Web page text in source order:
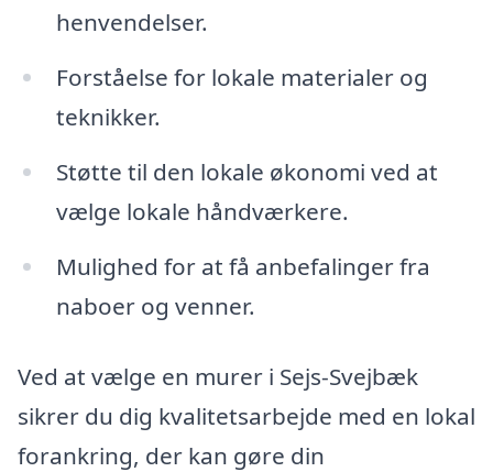
henvendelser.
Forståelse for lokale materialer og
teknikker.
Støtte til den lokale økonomi ved at
vælge lokale håndværkere.
Mulighed for at få anbefalinger fra
naboer og venner.
Ved at vælge en murer i Sejs-Svejbæk
sikrer du dig kvalitetsarbejde med en lokal
forankring, der kan gøre din